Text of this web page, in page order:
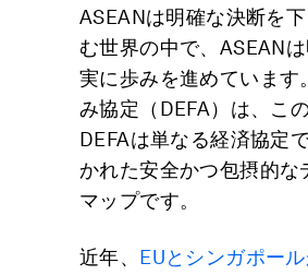
ASEANは明確な決断を
む世界の中で、ASEAN
実に歩みを進めています
み協定（DEFA）は、こ
DEFAは単なる経済協定
かれた安全かつ包摂的な
マップです。
近年、 EUとシンガポー